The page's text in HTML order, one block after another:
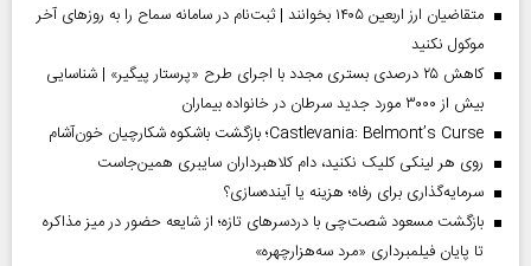
متقاضیان ارز اربعین ۱۴۰۵ بخوانند | ثبت‌نام در سامانه سماح را به روز‌های آخر
موکول نکنید
کاهش ۲۵ درصدی بستری مجدد با اجرای طرح «پرستار پیگیر» | شناسایی
بیش از ۳۰۰۰ مورد جدید سرطان در خانواده بیماران
Castlevania: Belmont’s Curse؛ بازگشت باشکوه شکارچیان خون‌آشام
روی هر لینکی کلیک نکنید، دام کلاهبرداران سایبری همین‌جاست
سرمایه‌گذاری برای رفاه؛ هزینه یا آینده‌سازی؟
بازگشت مسعود شصت‌چی با دردسر‌های تازه؛ از شایعه حضور در میز مذاکره
تا پایان فیلمبرداری «مرد سه‌هزارچهره»